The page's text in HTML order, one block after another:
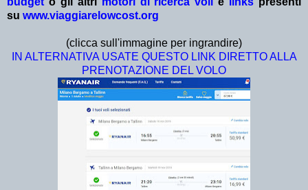
su www.viaggiarelowcost.org
(clicca sull'immagine per ingrandire)
IN ALTERNATIVA USATE QUESTO LINK DIRETTO ALLA
PRENOTAZIONE DEL VOLO